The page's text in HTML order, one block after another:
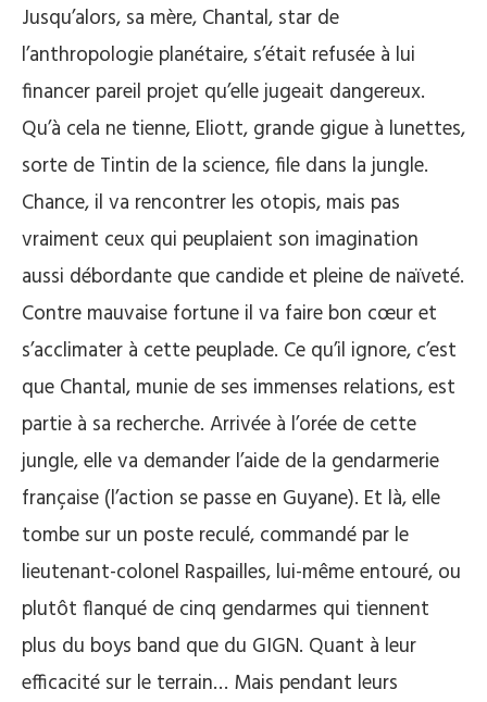
Jusqu’alors, sa mère, Chantal, star de
l’anthropologie planétaire, s’était refusée à lui
financer pareil projet qu’elle jugeait dangereux.
Qu’à cela ne tienne, Eliott, grande gigue à lunettes,
sorte de Tintin de la science, file dans la jungle.
Chance, il va rencontrer les otopis, mais pas
vraiment ceux qui peuplaient son imagination
aussi débordante que candide et pleine de naïveté.
Contre mauvaise fortune il va faire bon cœur et
s’acclimater à cette peuplade. Ce qu’il ignore, c’est
que Chantal, munie de ses immenses relations, est
partie à sa recherche. Arrivée à l’orée de cette
jungle, elle va demander l’aide de la gendarmerie
française (l’action se passe en Guyane). Et là, elle
tombe sur un poste reculé, commandé par le
lieutenant-colonel Raspailles, lui-même entouré, ou
plutôt flanqué de cinq gendarmes qui tiennent
plus du boys band que du GIGN. Quant à leur
efficacité sur le terrain… Mais pendant leurs